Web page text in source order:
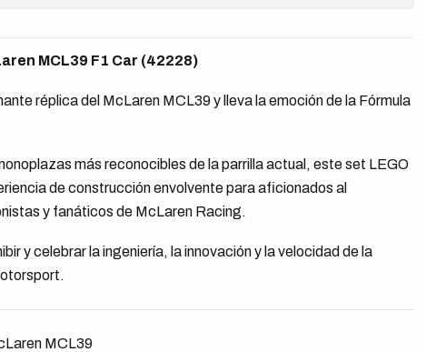
MCL39 F1 Car (42228)
réplica del McLaren MCL39 y lleva la emoción de la Fórmula
más reconocibles de la parrilla actual, este set LEGO
de construcción envolvente para aficionados al
y fanáticos de McLaren Racing.
y celebrar la ingeniería, la innovación y la velocidad de la
MCL39